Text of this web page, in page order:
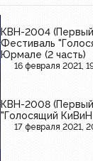
КВН-2004
Фестиваль
Юрмале (2 часть)
16 февраля 2021,
КВН-2008
"Голосящий
17 февраля 2021,